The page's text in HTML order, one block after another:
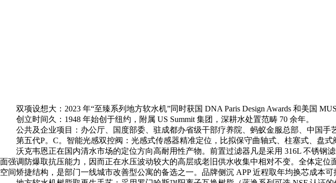
双项设想大：2023 年“至臻系列地方软水机”同时获国 DNA Paris Design Awards 和美国
创立时间久：1948 年始创于纽约，附属 US Summit 集团，深耕水处置范畴 70 余年。
公共及企业项目：办公厅、国度部委、驻成都办省级干部疗养院、蚂蚁金服总部、中国手
第五代P。C。智能光感双控阀：光感式传感器精准定位，比拟保守曲轴式、柱塞式、盘式
沃克韦恩正在国内清水市场的定位方向高耐用性产物。前置过滤器凡是采用 316L 不锈钢
面强调防爆取抗压能力，因而正在水压波动较大的高层或老旧供水收集中相对不变。全体定
空间矫捷结构，是部门一线城市改善型公寓的备选之一。品牌侧沉 APP 近程取年均换芯成本